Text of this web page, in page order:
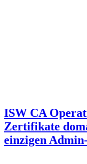
ISW CA
Zertifikate
einzigen